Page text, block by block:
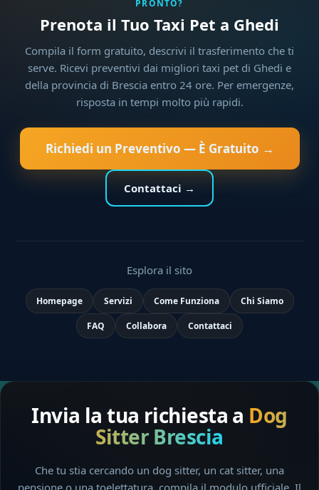
PRONTO?
Prenota il Tuo Taxi Pet a Ghedi
Compila il form gratuito, descrivi il trasferimento che ti
serve. Ricevi preventivi dai migliori taxi pet di Ghedi e
della provincia di Brescia entro 24 ore. Per emergenze,
risposta in tempi molto più rapidi.
Richiedi un Preventivo — È Gratuito →
Contattaci →
Esplora il sito
Homepage Servizi Come Funziona Chi Siamo
FAQ Collabora Contattaci
Invia la tua richiesta a Dog
Sitter Brescia
Che tu stia cercando un dog sitter, un cat sitter, una